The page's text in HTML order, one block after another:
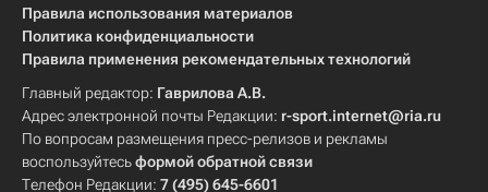
Правила использования материалов
Политика конфиденциальности
Правила применения рекомендательных технологий
Главный редактор: Гаврилова А.В.
Адрес электронной почты Редакции: r-sport.internet@ria.ru
По вопросам размещения пресс-релизов и рекламы
воспользуйтесьформой обратной связи
Телефон Редакции: 7 (495) 645-6601